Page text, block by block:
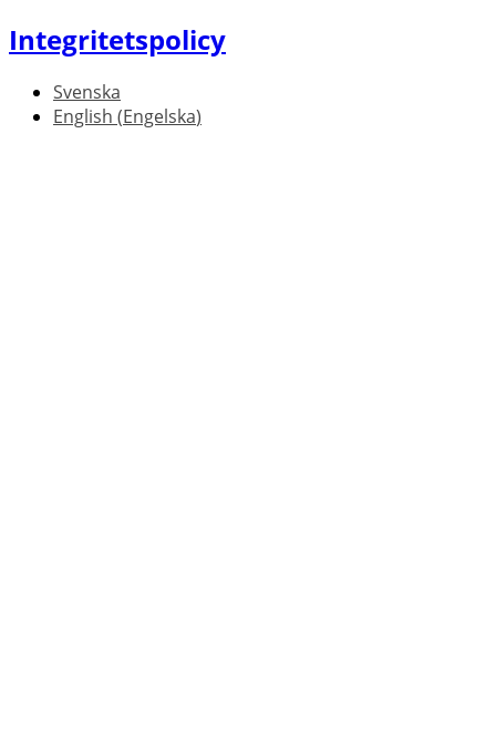
Integritetspolicy
Svenska
English (Engelska)